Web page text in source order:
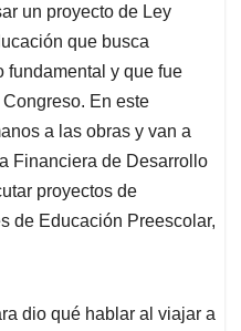
un proyecto de Ley
que busca
fundamental y que fue
En este
a las obras y van a
Financiera de Desarrollo
proyectos de
de Educación Preescolar,
dio qué hablar al viajar a